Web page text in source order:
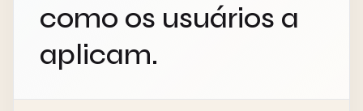
como os usuários a
aplicam.